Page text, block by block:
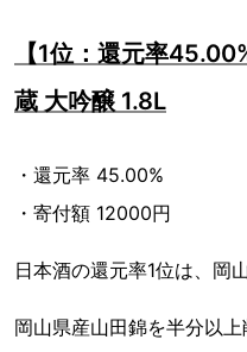
【1位：還元率
蔵 大吟醸 1.8L
・還元率 45.00%
・寄付額 12000円
日本酒の還元率1位は、岡
岡山県産山田錦を半分以